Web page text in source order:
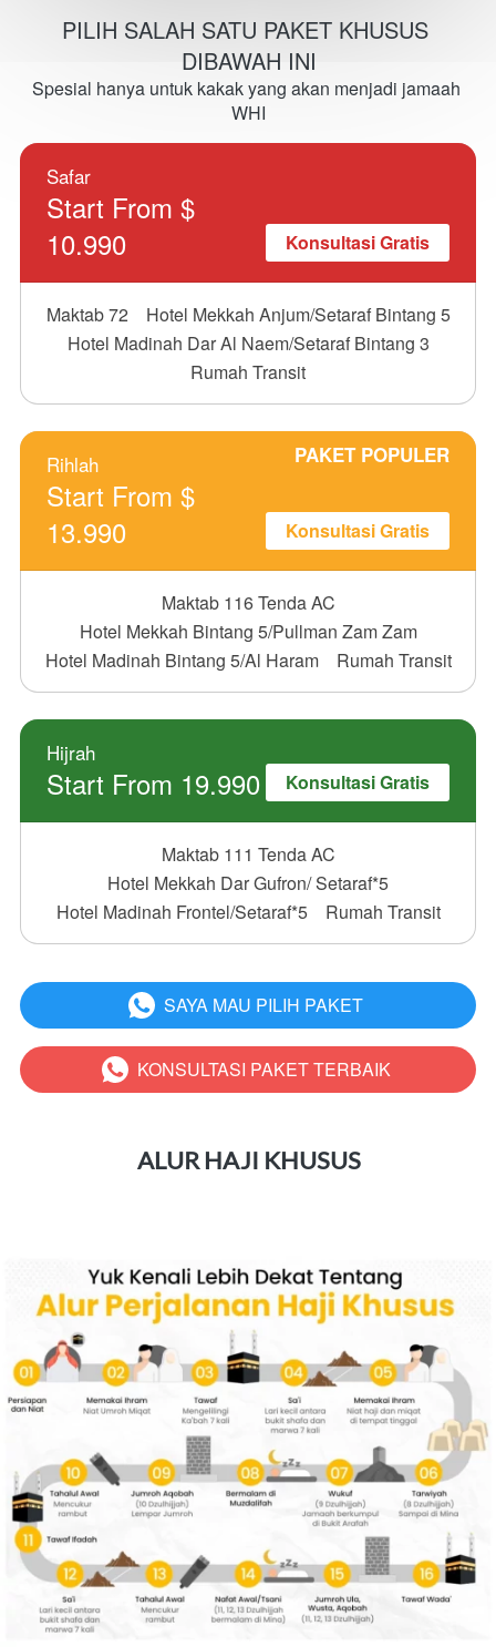
PILIH SALAH SATU PAKET KHUSUS
DIBAWAH INI
Spesial hanya untuk kakak yang akan menjadi jamaah
WHI
Safar
Start From $
10.990
Konsultasi Gratis
Maktab 72
Hotel Mekkah Anjum/Setaraf Bintang 5
Hotel Madinah Dar Al Naem/Setaraf Bintang 3
Rumah Transit
PAKET POPULER
Rihlah
Start From $
13.990
Konsultasi Gratis
Maktab 116 Tenda AC
Hotel Mekkah Bintang 5/Pullman Zam Zam
Hotel Madinah Bintang 5/Al Haram
Rumah Transit
Hijrah
Start From 19.990 Konsultasi Gratis
Maktab 111 Tenda AC
Hotel Mekkah Dar Gufron/ Setaraf*5
Hotel Madinah Frontel/Setaraf*5
Rumah Transit
` SAYA MAU PILIH PAKET
` KONSULTASI PAKET TERBAIK
ALUR HAJI KHUSUS